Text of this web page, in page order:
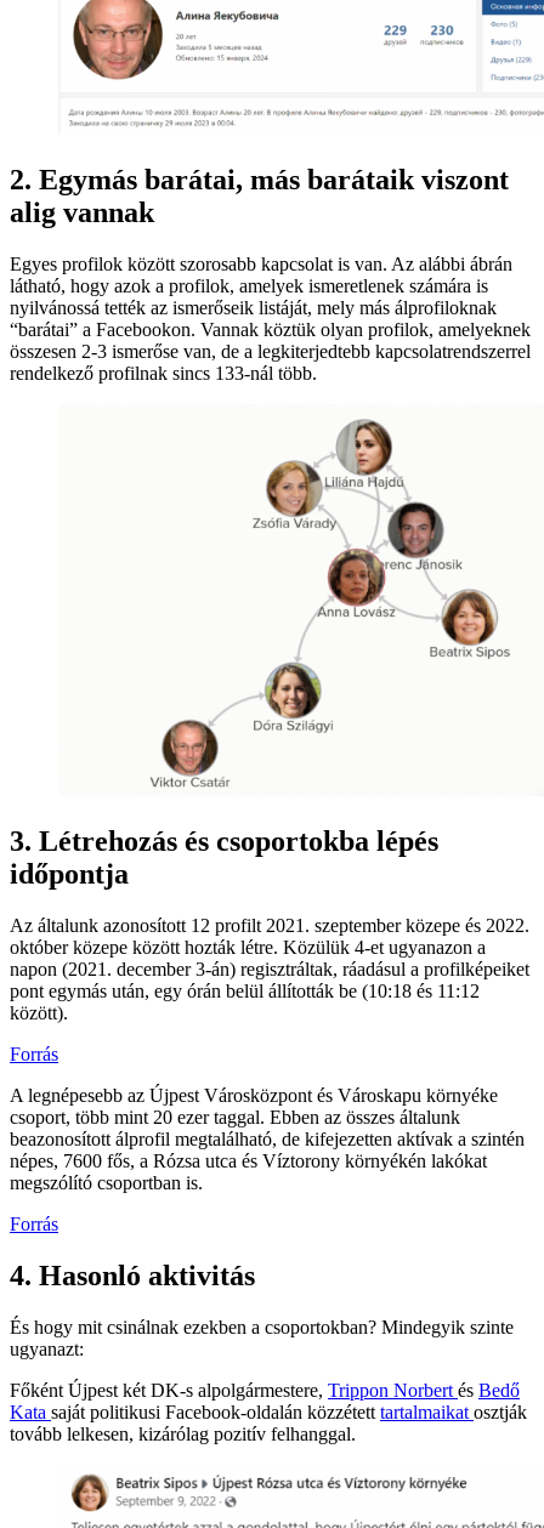
2. Egymás barátai, más barátaik viszont
alig vannak
Egyes profilok között szorosabb kapcsolat is van. Az alábbi ábrán
látható, hogy azok a profilok, amelyek ismeretlenek számára is
nyilvánossá tették az ismerőseik listáját, mely más álprofiloknak
“barátai” a Facebookon. Vannak köztük olyan profilok, amelyeknek
összesen 2-3 ismerőse van, de a legkiterjedtebb kapcsolatrendszerrel
rendelkező profilnak sincs 133-nál több.
3. Létrehozás és csoportokba lépés
időpontja
Az általunk azonosított 12 profilt 2021. szeptember közepe és 2022.
október közepe között hozták létre. Közülük 4-et ugyanazon a
napon (2021. december 3-án) regisztráltak, ráadásul a profilképeiket
pont egymás után, egy órán belül állították be (10:18 és 11:12
között).
Forrás
A legnépesebb az Újpest Városközpont és Városkapu környéke
csoport, több mint 20 ezer taggal. Ebben az összes általunk
beazonosított álprofil megtalálható, de kifejezetten aktívak a szintén
népes, 7600 fős, a Rózsa utca és Víztorony környékén lakókat
megszólító csoportban is.
Forrás
4. Hasonló aktivitás
És hogy mit csinálnak ezekben a csoportokban? Mindegyik szinte
ugyanazt:
Főként Újpest két DK-s alpolgármestere, Trippon Norbert és Bedő
Kata saját politikusi Facebook-oldalán közzétett tartalmaikat osztják
tovább lelkesen, kizárólag pozitív felhanggal.